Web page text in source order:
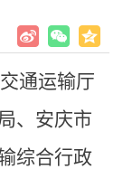
通运输厅
、安庆市
综合行政